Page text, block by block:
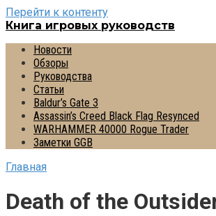
Перейти к контенту
Книга игровых руководств
Новости
Обзоры
Руководства
Статьи
Baldur’s Gate 3
Assassin’s Creed Black Flag Resynced
WARHAMMER 40000 Rogue Trader
Заметки GGB
Главная
Death of the